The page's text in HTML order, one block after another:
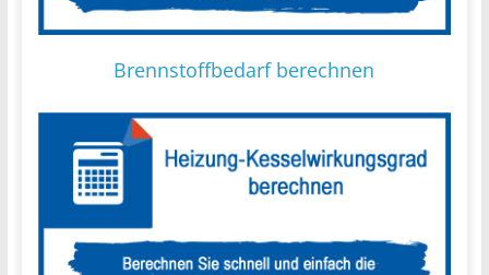
Brennstoffbedarf berechnen